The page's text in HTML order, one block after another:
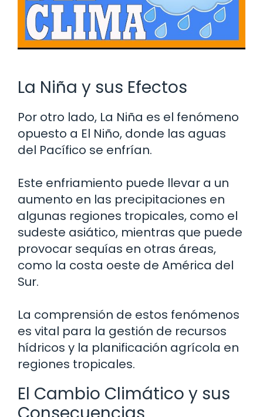
La Niña y sus Efectos
Por otro lado, La Niña es el fenómeno
opuesto a El Niño, donde las aguas
del Pacífico se enfrían.
Este enfriamiento puede llevar a un
aumento en las precipitaciones en
algunas regiones tropicales, como el
sudeste asiático, mientras que puede
provocar sequías en otras áreas,
como la costa oeste de América del
Sur.
La comprensión de estos fenómenos
es vital para la gestión de recursos
hídricos y la planificación agrícola en
regiones tropicales.
El Cambio Climático y sus